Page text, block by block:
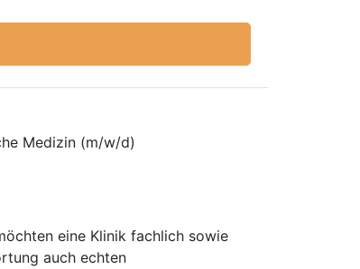
Medizin (m/w/d)
eine Klinik fachlich sowie
auch echten